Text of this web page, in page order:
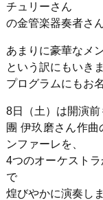
チュリーさん
の金管楽器奏者さ
あまりに豪華なメ
という訳にもいき
プログラムにもお
8日（土）は開演前
團 伊玖磨さん作
ンファーレを、
4つのオーケスト
で
煌びやかに演奏しま